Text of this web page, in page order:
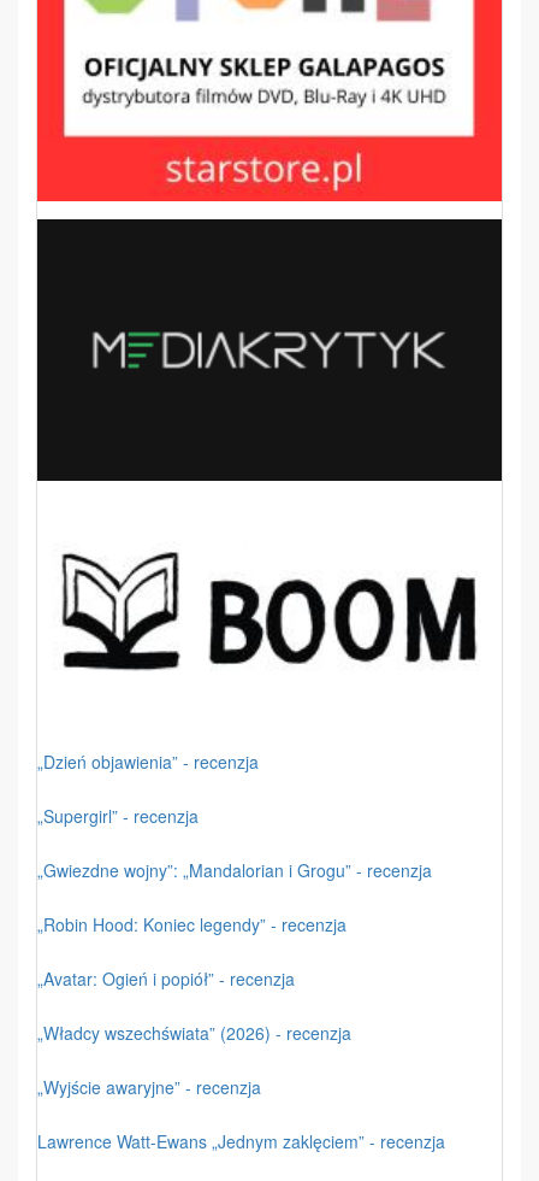
„Dzień objawienia” - recenzja
„Supergirl” - recenzja
„Gwiezdne wojny”: „Mandalorian i Grogu” - recenzja
„Robin Hood: Koniec legendy” - recenzja
„Avatar: Ogień i popiół” - recenzja
„Władcy wszechświata” (2026) - recenzja
„Wyjście awaryjne” - recenzja
Lawrence Watt-Ewans „Jednym zaklęciem” - recenzja